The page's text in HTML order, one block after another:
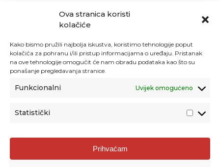
Ova stranica koristi
kolačiće
Kako bismo pružili najbolja iskustva, koristimo tehnologije poput
kolačića za pohranu i/ili pristup informacijama o uređaju. Pristanak
na ove tehnologije omogućit će nam obradu podataka kao što su
ponašanje pregledavanja stranice.
Funkcionalni Uvijek omogućeno
Statistički
Prihvaćam
Agencija za odgoj i obrazovanje
Donje Svetice 38, 10000 Zagreb